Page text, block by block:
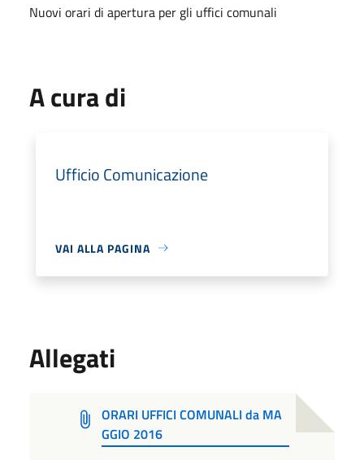
Nuovi orari di apertura per gli uffici comunali
A cura di
Ufficio Comunicazione
VAI ALLA PAGINA
Allegati
ORARI UFFICI COMUNALI da MA
GGIO 2016